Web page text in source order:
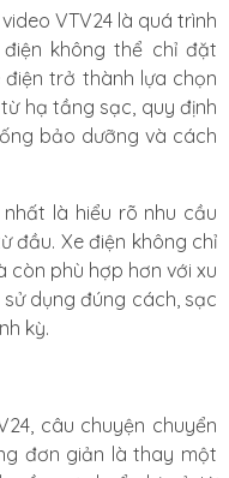
VTV24 là quá trình
không thể chỉ đặt
trở thành lựa chọn
hạ tầng sạc, quy định
bảo dưỡng và cách
là hiểu rõ nhu cầu
đầu. Xe điện không chỉ
còn phù hợp hơn với xu
dụng đúng cách, sạc
kỳ.
câu chuyện chuyển
đơn giản là thay một